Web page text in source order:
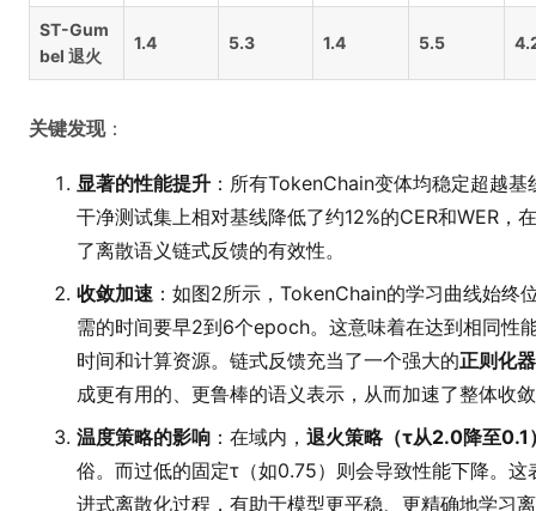
ST-Gum
bel 退火
1.4 5.3 1.4 5.5
关键发现：
显著的性能提升 ：所有TokenChain变体均稳定超越
干净测试集上相对基线降低了约12%的CER和WER，
了离散语义链式反馈的有效性。
收敛加速 ：如图2所示，TokenChain的学习曲线始终
需的时间要早2到6个epoch。这意味着在达到相同性
时间和计算资源。链式反馈充当了一个强大的正则化器
成更有用的、更鲁棒的语义表示，从而加速了整体收
温度策略的影响 ：在域内， 退火策略（τ从2.0降至0.1
俗。而过低的固定τ（如0.75）则会导致性能下降。这
进式离散化过程，有助于模型更平稳、更精确地学习